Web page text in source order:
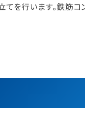
てを行います。鉄筋コ